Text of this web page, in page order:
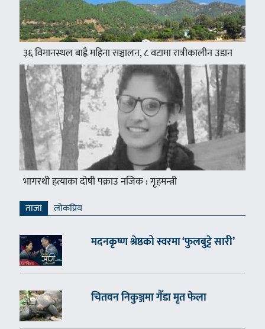
३६ विमानस्थल बाह्रै महिना सञ्चालन, ८ वटामा रात्रीकालीन उडान
भागरथी हत्याका दोषी पक्राउ नजिक : गृहमन्त्री
ताजा लाेकप्रिय
मदनकृष्ण श्रेष्ठको स्वरमा ‘फुलबुट्टे सारी’
चितवन निकुञ्जमा गैँडा मृत फेला